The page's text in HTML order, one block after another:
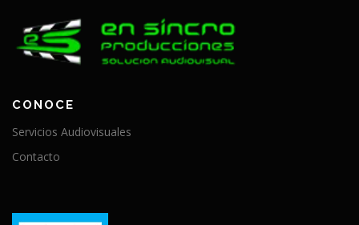
CONOCE
Servicios Audiovisuales
Contacto